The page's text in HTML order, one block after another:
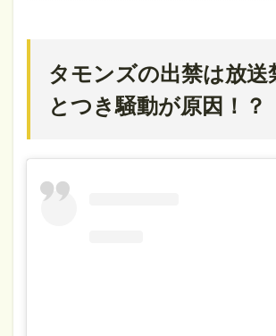
タモンズの出禁は放送
とつき騒動が原因！？